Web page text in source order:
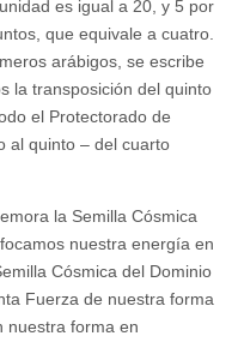
es igual a 20, y 5 por
que equivale a cuatro.
arábigos, se escribe
la transposición del quinto
el Protectorado de
al quinto – del cuarto
la Semilla Cósmica
nuestra energía en
Cósmica del Dominio
Fuerza de nuestra forma
nuestra forma en